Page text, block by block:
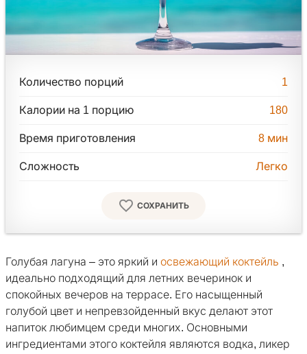
Количество порций 1
Калории на 1 порцию 180
Время приготовления 8 мин
Сложность Легко
СОХРАНИТЬ
Голубая лагуна – это яркий и освежающий коктейль ,
идеально подходящий для летних вечеринок и
спокойных вечеров на террасе. Его насыщенный
голубой цвет и непревзойденный вкус делают этот
напиток любимцем среди многих. Основными
ингредиентами этого коктейля являются водка, ликер